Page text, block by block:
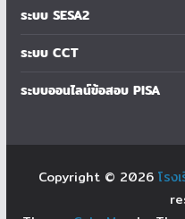
ระบบ SESA2
ระบบ CCT
ระบบออนไลน์ข้อสอบ PISA
Copyright © 2026 โรง